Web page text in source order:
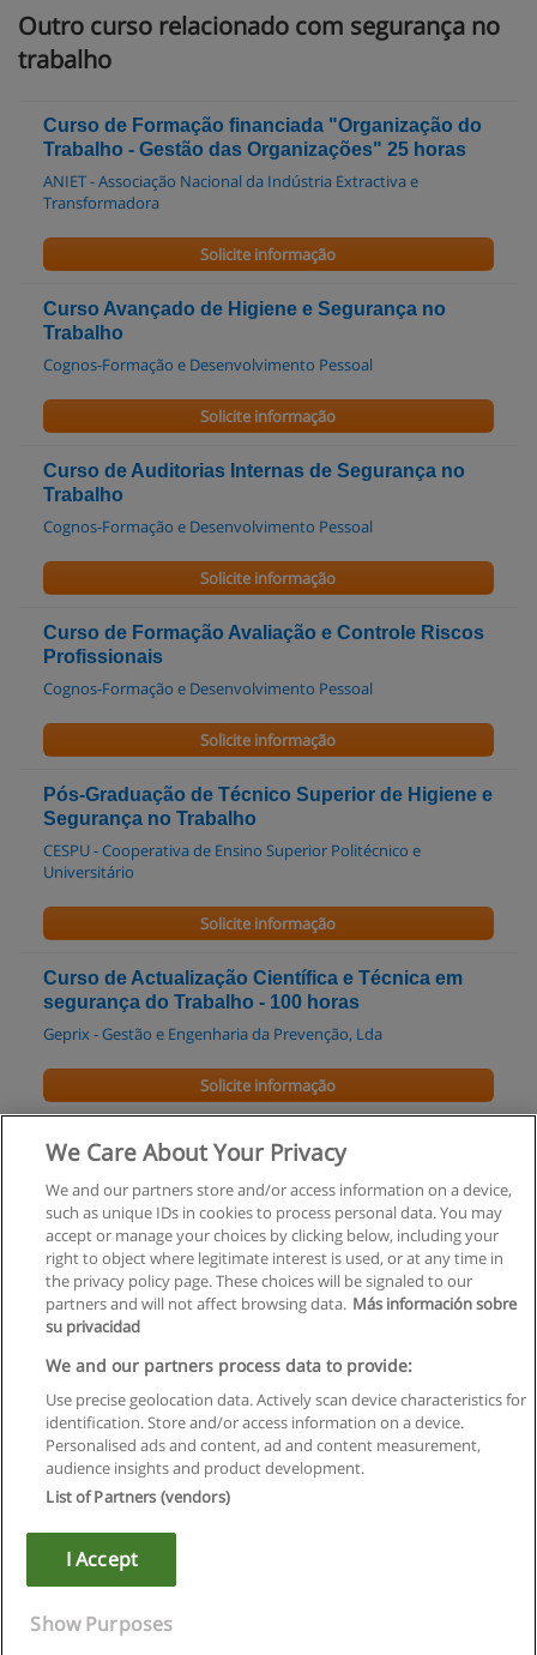
Outro curso relacionado com segurança no
trabalho
Curso de Formação financiada "Organização do
Trabalho - Gestão das Organizações" 25 horas
ANIET - Associação Nacional da Indústria Extractiva e
Transformadora
Solicite informação
Curso Avançado de Higiene e Segurança no
Trabalho
Cognos-Formação e Desenvolvimento Pessoal
Solicite informação
Curso de Auditorias Internas de Segurança no
Trabalho
Cognos-Formação e Desenvolvimento Pessoal
Solicite informação
Curso de Formação Avaliação e Controle Riscos
Profissionais
Cognos-Formação e Desenvolvimento Pessoal
Solicite informação
Pós-Graduação de Técnico Superior de Higiene e
Segurança no Trabalho
CESPU - Cooperativa de Ensino Superior Politécnico e
Universitário
Solicite informação
Curso de Actualização Científica e Técnica em
segurança do Trabalho - 100 horas
Geprix - Gestão e Engenharia da Prevenção, Lda
Solicite informação
Curso de ISO 9001:2015 – O que mudou?
Solicite informação
Regras de uso
Privacidade de dados
Entrar em contato com Educaedu
Copyright © Educaedu Business S.L. - CIF : B-95610580: -
We Care About Your Privacy
We and our partners store and/or access information on a device,
such as unique IDs in cookies to process personal data. You may
accept or manage your choices by clicking below, including your
right to object where legitimate interest is used, or at any time in
the privacy policy page. These choices will be signaled to our
partners and will not affect browsing data. Más información sobre
su privacidad
We and our partners process data to provide:
Use precise geolocation data. Actively scan device characteristics for
identification. Store and/or access information on a device.
Personalised ads and content, ad and content measurement,
audience insights and product development.
List of Partners (vendors)
I Accept
Show Purposes